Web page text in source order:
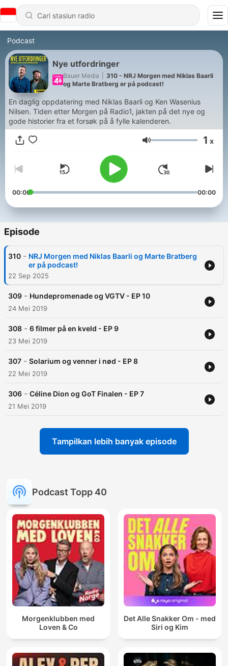
Podcast
Nye utfordringer
Bauer Media
310 - NRJ Morgen med Niklas Baarli
og Marte Bratberg er på podcast!
En daglig oppdatering med Niklas Baarli og Ken Wasenius
Nilsen. Tiden etter Morgen på Radio1, jakten på det nye og
gode historier fra et forsøk på å fylle kalenderen.
Volume 1 x
00:00 00:00
Episode
310 - NRJ Morgen med Niklas Baarli og Marte Bratberg
er på podcast!
22 Sep 2025
309 - Hundepromenade og VGTV - EP 10
24 Mei 2019
308 - 6 filmer på en kveld - EP 9
23 Mei 2019
307 - Solarium og venner i nød - EP 8
22 Mei 2019
306 - Céline Dion og GoT Finalen - EP 7
21 Mei 2019
Tampilkan lebih banyak episode
Podcast Topp 40
Morgenklubben med
Loven & Co
Det Alle Snakker Om - med
Siri og Kim